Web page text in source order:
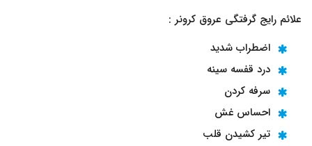
علائم رایج گرفتگی عروق کرونر :
اضطراب شدید
درد قفسه سینه
سرفه کردن
احساس غش
تیر کشیدن قلب